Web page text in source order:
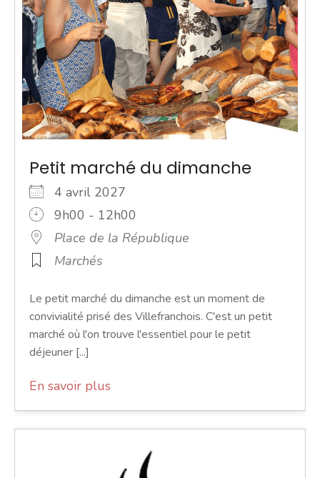
Petit marché du dimanche
4 avril 2027
9h00 - 12h00
Place de la République
Marchés
Le petit marché du dimanche est un moment de
convivialité prisé des Villefranchois. C'est un petit
marché où l'on trouve l'essentiel pour le petit
déjeuner [...]
En savoir plus